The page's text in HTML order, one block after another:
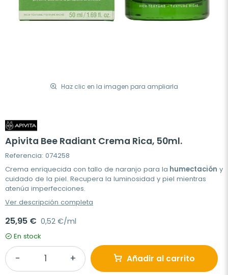
Haz clic en la imagen para ampliarla
Apivita Bee Radiant Crema Rica, 50ml.
Referencia: 074258
Crema enriquecida con tallo de naranjo para la humectación y
cuidado de la piel. Recupera la luminosidad y piel mientras
atenúa imperfecciones.
Ver descripción completa
25,95 € 0,52 €/ml
En stock
Añadir al carrito